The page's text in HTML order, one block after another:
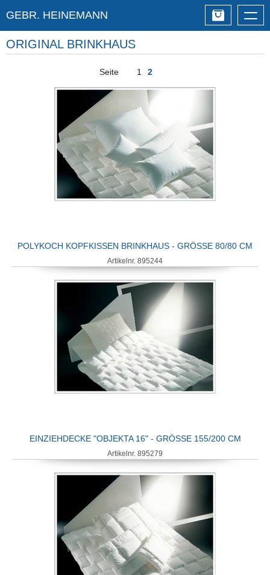
GEBR. HEINEMANN
ORIGINAL BRINKHAUS
Seite 1 2
POLYKOCH KOPFKISSEN BRINKHAUS - GRÖSSE 80/80 CM
Artikelnr. 895244
EINZIEHDECKE "OBJEKTA 16" - GRÖSSE 155/200 CM
Artikelnr. 895279